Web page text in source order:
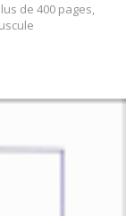
de 400 pages,